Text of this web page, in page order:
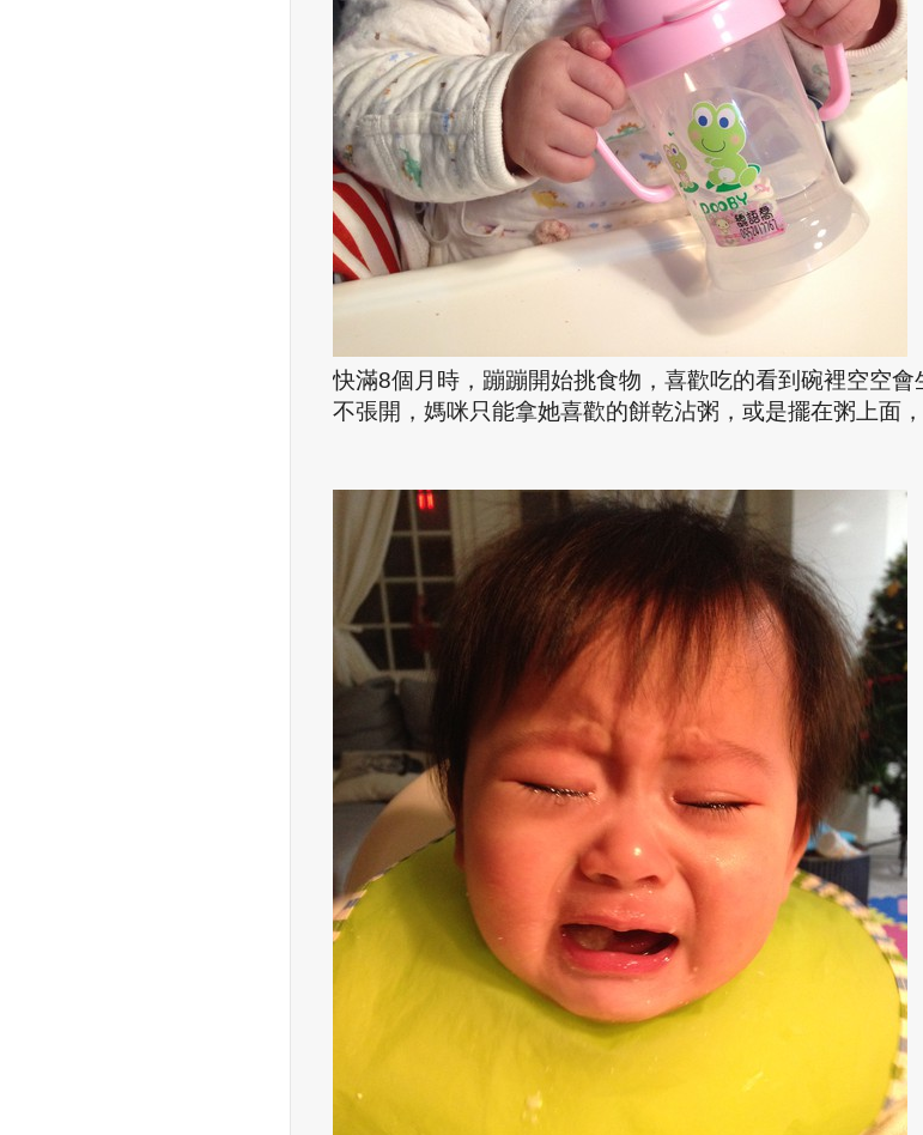
快滿8個月時，蹦蹦開始挑食物，喜歡吃的看到碗裡空空
不張開，媽咪只能拿她喜歡的餅乾沾粥，或是擺在粥上面